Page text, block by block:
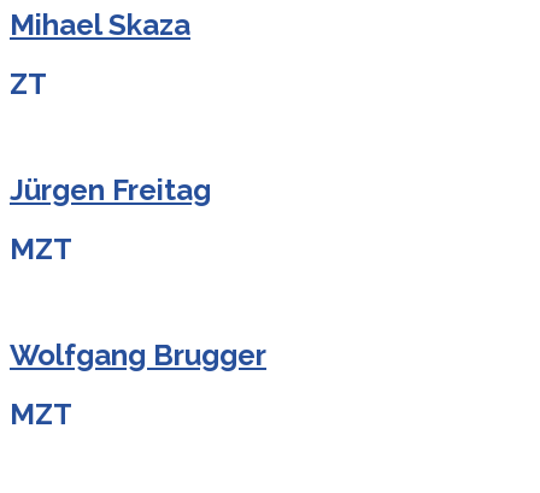
Mihael Skaza
ZT
Jürgen Freitag
MZT
Wolfgang Brugger
MZT